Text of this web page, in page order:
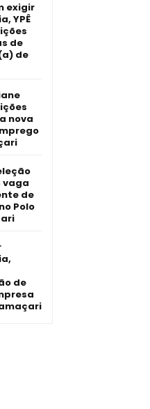
exigir
YPÊ
de
de
nova
vaga
de
Polo
de